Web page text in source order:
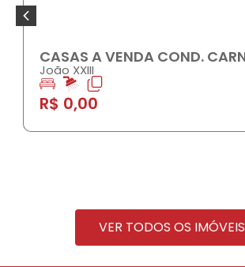
A VENDA COND. CARNAÚBAS
VER TODOS OS IMÓVEIS